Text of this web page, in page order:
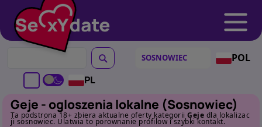
POL
PL
Geje - ogloszenia lokalne (Sosnowiec)
Ta podstrona 18+ zbiera aktualne oferty kategorii Geje dla lokalizac
ji sosnowiec. Ulatwia to porownanie profilow i szybki kontakt.